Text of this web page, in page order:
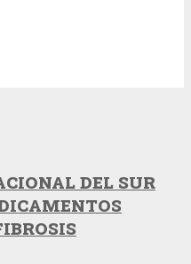
DEL SUR